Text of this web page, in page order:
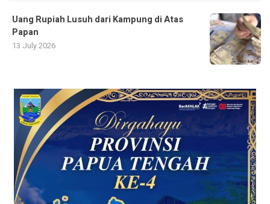
Uang Rupiah Lusuh dari Kampung di Atas
Papan
13 July 2026